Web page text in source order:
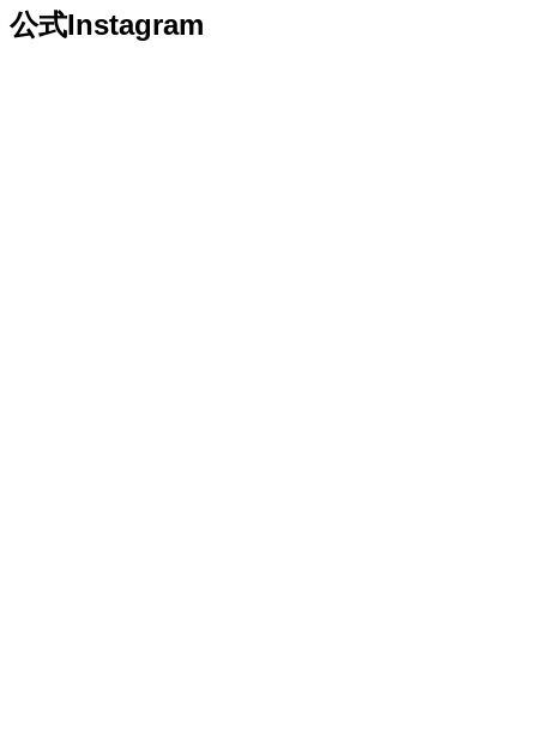
公式Instagram